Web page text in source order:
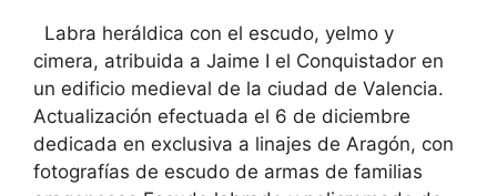
Labra heráldica con el escudo, yelmo y
cimera, atribuida a Jaime I el Conquistador en
un edificio medieval de la ciudad de Valencia.
Actualización efectuada el 6 de diciembre
dedicada en exclusiva a linajes de Aragón, con
fotografías de escudo de armas de familias